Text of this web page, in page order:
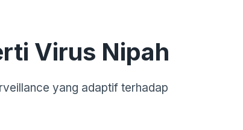
Virus Nipah
yang adaptif terhadap